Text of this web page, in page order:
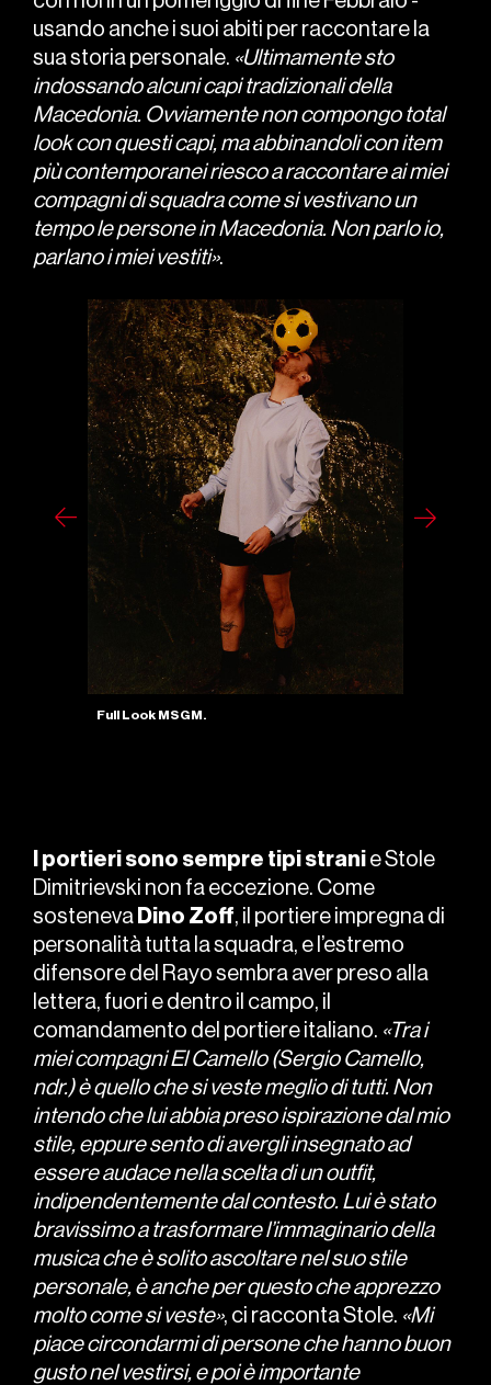
usando anche i suoi abiti per raccontare la
sua storia personale. «Ultimamente sto
indossando alcuni capi tradizionali della
Macedonia. Ovviamente non compongo total
look con questi capi, ma abbinandoli con item
più contemporanei riesco a raccontare ai miei
compagni di squadra come si vestivano un
tempo le persone in Macedonia. Non parlo io,
parlano i miei vestiti».
Full Look GIVENCHY.
I portieri sono sempre tipi strani e Stole
Dimitrievski non fa eccezione. Come
sosteneva Dino Zoff, il portiere impregna di
personalità tutta la squadra, e l’estremo
difensore del Rayo sembra aver preso alla
lettera, fuori e dentro il campo, il
comandamento del portiere italiano. «Tra i
miei compagni El Camello (Sergio Camello,
ndr.) è quello che si veste meglio di tutti. Non
intendo che lui abbia preso ispirazione dal mio
stile, eppure sento di avergli insegnato ad
essere audace nella scelta di un outfit,
indipendentemente dal contesto. Lui è stato
bravissimo a trasformare l’immaginario della
musica che è solito ascoltare nel suo stile
personale, è anche per questo che apprezzo
molto come si veste», ci racconta Stole. «Mi
piace circondarmi di persone che hanno buon
gusto nel vestirsi, e poi è importante